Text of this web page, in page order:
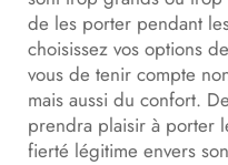
de les porter pendant
choisissez vos options
vous de tenir compte
mais aussi du confort.
prendra plaisir à porter
fierté légitime envers